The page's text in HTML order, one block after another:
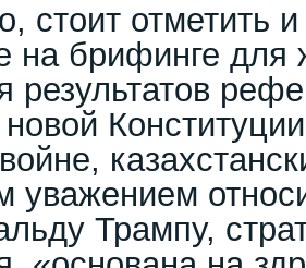
стоит отметить
на брифинге для
результатов
уважением
Трампу,